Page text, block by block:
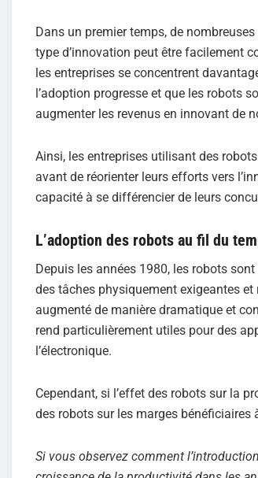
Dans un premier temps, de
type d’innovation peut être facilement
les entreprises se concentrent
l’adoption progresse et que les robots
augmenter les revenus en innovant de
Ainsi, les entreprises utilisant des
avant de réorienter leurs efforts vers
capacité à se différencier de leurs
L’adoption des robots au fil du
Depuis les années 1980, les robots
des tâches physiquement exigeantes
augmenté de manière dramatique et
rend particulièrement utiles pour des
l’électronique.
Cependant, si l’effet des robots sur la
des robots sur les marges
Si vous observez comment